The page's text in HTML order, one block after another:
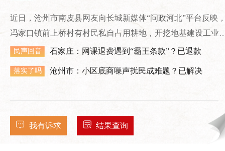
近日，沧州市南皮县网友向长城新媒体“问政河北”平台反映
冯家口镇前上桥村有村民私自占用耕地，开挖地基建设工业
房。
民声回音 石家庄：网课退费遇到“霸王条款”？已退款
落实了吗 沧州市：小区底商噪声扰民成难题？已解决
我有诉求 结果查询